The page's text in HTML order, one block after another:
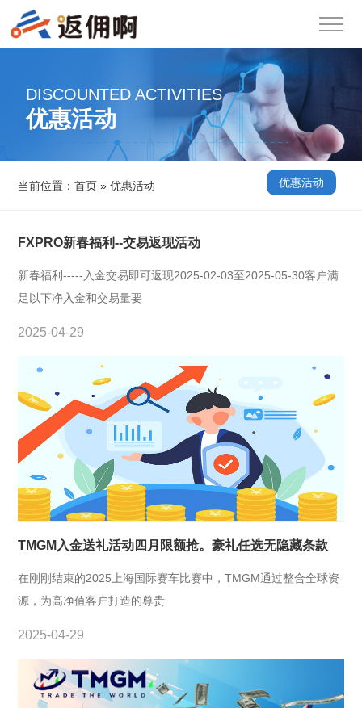
DISCOUNTED ACTIVITIES
优惠活动
当前位置：首页 »优惠活动 优惠活动
FXPRO新春福利--交易返现活动
新春福利-----入金交易即可返现2025-02-03至2025-05-30客户满
足以下净入金和交易量要
2025-04-29
TMGM入金送礼活动四月限额抢。豪礼任选无隐藏条款
在刚刚结束的2025上海国际赛车比赛中，TMGM通过整合全球资
源，为高净值客户打造的尊贵
2025-04-29